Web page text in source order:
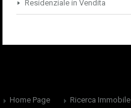
Residenziale in Vendita
Home Page Ricerca Immobile